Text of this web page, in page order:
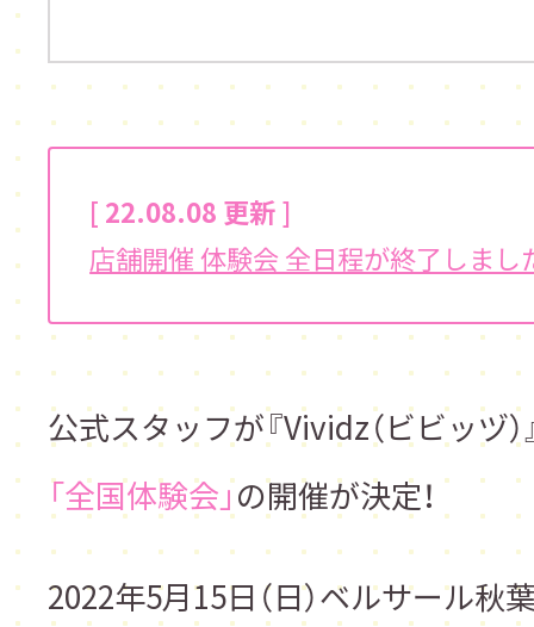
[ 22.08.08 更新 ]
店舗開催 体験会 全日程が終了しまし
公式スタッフが『Vividz（ビビッヅ）
「全国体験会」の開催が決定！
2022年5月15日（日）ベルサール秋